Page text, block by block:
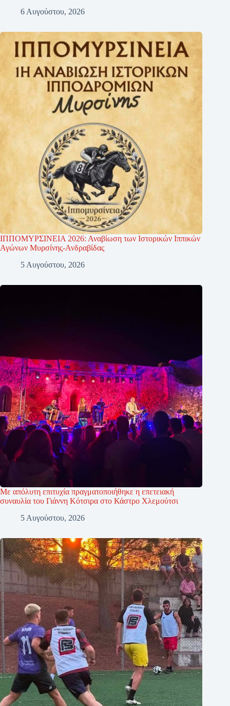
6 Αυγούστου, 2026
ΙΠΠΟΜΥΡΣΙΝΕΙΑ 2026: Αναβίωση των Ιστορικών Ιππικών
Αγώνων Μυρσίνης-Ανδραβίδας
5 Αυγούστου, 2026
Με απόλυτη επιτυχία πραγματοποιήθηκε η επετειακή
συναυλία του Γιάννη Κότσιρα στο Κάστρο Χλεμούτσι
5 Αυγούστου, 2026